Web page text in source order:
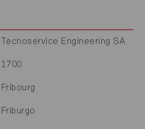
Tecnoservice Engineering SA
1700
Fribourg
Friburgo